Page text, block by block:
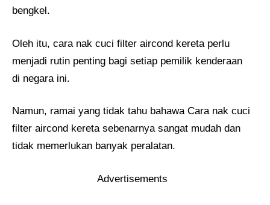
bengkel.
Oleh itu, cara nak cuci filter aircond kereta perlu
menjadi rutin penting bagi setiap pemilik kenderaan
di negara ini.
Namun, ramai yang tidak tahu bahawa Cara nak cuci
filter aircond kereta sebenarnya sangat mudah dan
tidak memerlukan banyak peralatan.
Advertisements